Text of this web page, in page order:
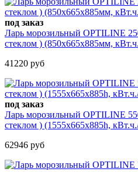
под заказ
Ларь морозильный OPTILINE
стеклом ) (850х665х885мм,
41220 руб
под заказ
Ларь морозильный OPTILINE
стеклом ) (1555х665х885h,
62946 руб